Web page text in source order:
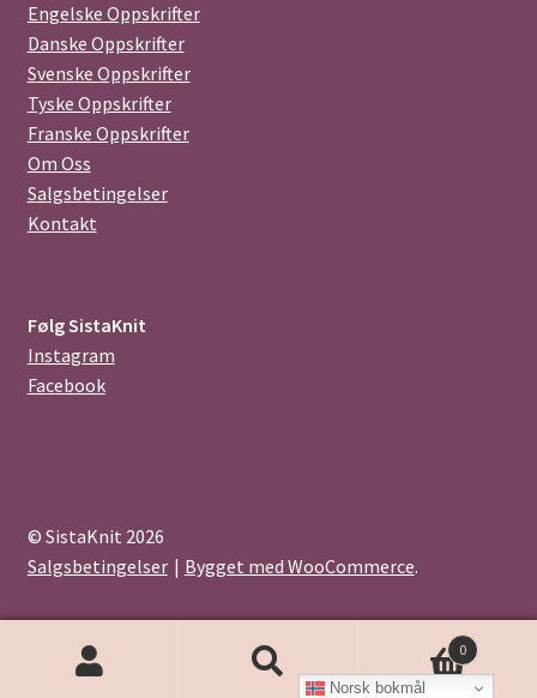
Engelske Oppskrifter
Danske Oppskrifter
Svenske Oppskrifter
Tyske Oppskrifter
Franske Oppskrifter
Om Oss
Salgsbetingelser
Kontakt
Følg SistaKnit
Instagram
Facebook
© SistaKnit 2026
Salgsbetingelser
Bygget med WooCommerce.
Products
0
Norsk bokmål